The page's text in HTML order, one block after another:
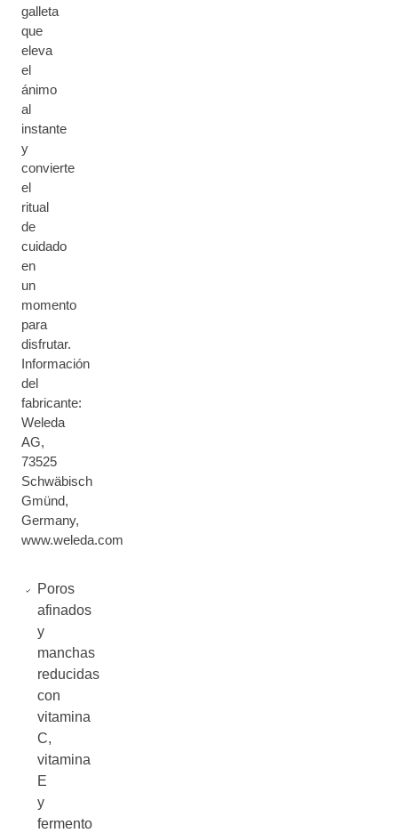
galleta
que
eleva
el
ánimo
al
instante
y
convierte
el
ritual
de
cuidado
en
un
momento
para
disfrutar.
Información
del
fabricante:
Weleda
AG,
73525
Schwäbisch
Gmünd,
Germany,
www.weleda.com
Poros
afinados
y
manchas
reducidas
con
vitamina
C,
vitamina
E
y
fermento